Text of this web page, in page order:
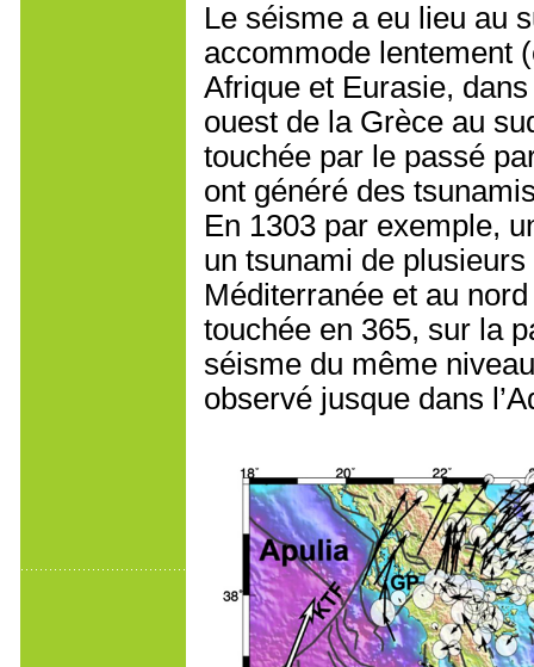
Le séisme a eu lieu au
accommode lentement
Afrique et Eurasie,
ouest de la Grèce au
touchée par le passé
ont généré des
En 1303 par exemple,
un tsunami de plusieurs
Méditerranée et au
touchée en 365, sur la
séisme du même
observé jusque dans